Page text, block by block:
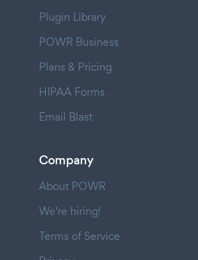
Plugin Library
POWR Business
Plans & Pricing
HIPAA Forms
Email Blast
Company
About POWR
We're hiring!
Terms of Service